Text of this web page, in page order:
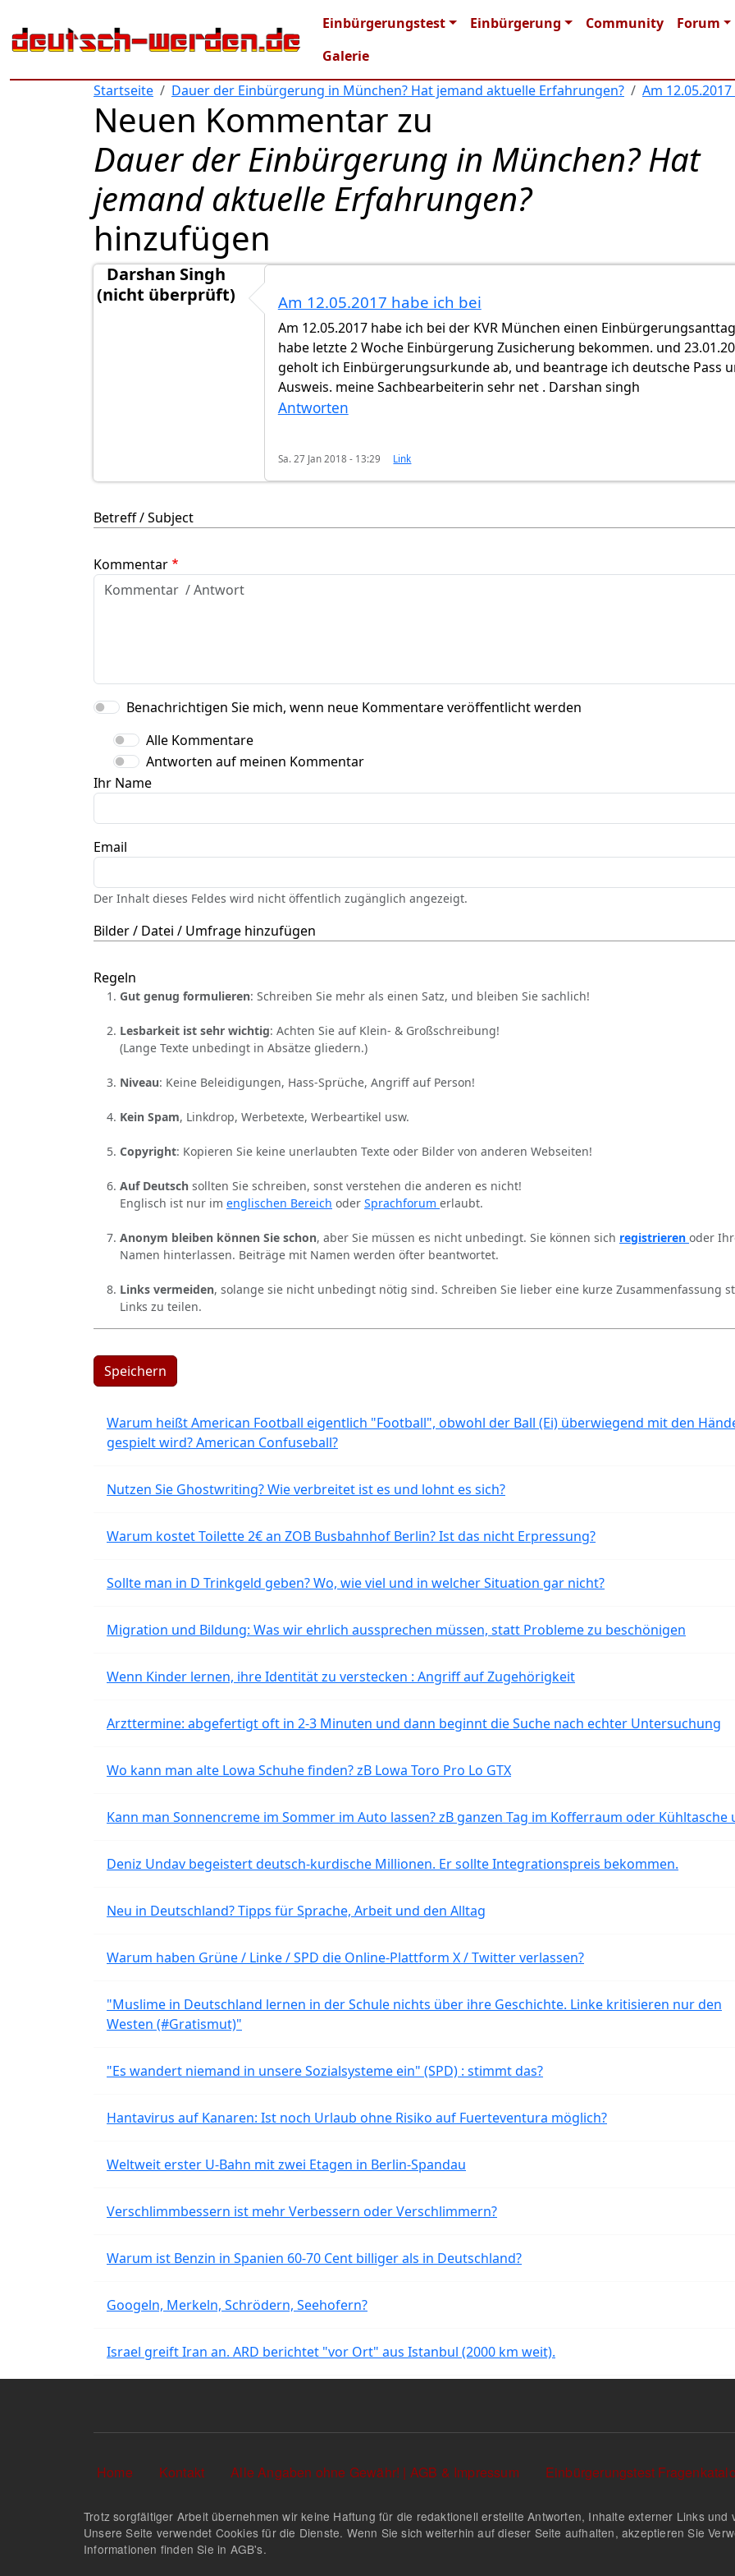
Main navigation
Einbürgerungstest Einbürgerung Community
Forum
Galerie
Startseite
Dauer der Einbürgerung in München? Hat jemand aktuelle Erfahrungen? Am
Neuen Kommentar zu
Dauer der Einbürgerung in München? Hat
jemand aktuelle Erfahrungen?
hinzufügen
Darshan Singh
(nicht überprüft)
Am 12.05.2017 habe ich bei
Am 12.05.2017 habe ich bei der KVR München einen
habe letzte 2 Woche Einbürgerung Zusicherung bekommen. und
geholt ich Einbürgerungsurkunde ab, und beantrage ich deutsche Pass
Ausweis. meine Sachbearbeiterin sehr net . Darshan singh
Antworten
Sa. 27 Jan 2018 - 13:29 Link
Betreff / Subject
Kommentar
Benachrichtigen Sie mich, wenn neue Kommentare veröffentlicht werden
Alle Kommentare
Antworten auf meinen Kommentar
Ihr Name
Email
Der Inhalt dieses Feldes wird nicht öffentlich zugänglich angezeigt.
Bilder / Datei / Umfrage hinzufügen
Regeln
Gut genug formulieren: Schreiben Sie mehr als einen Satz, und bleiben Sie sachlich!
Lesbarkeit ist sehr wichtig: Achten Sie auf Klein- & Großschreibung!
(Lange Texte unbedingt in Absätze gliedern.)
Niveau: Keine Beleidigungen, Hass-Sprüche, Angriff auf Person!
Kein Spam, Linkdrop, Werbetexte, Werbeartikel usw.
Copyright: Kopieren Sie keine unerlaubten Texte oder Bilder von anderen Webseiten!
Auf Deutsch sollten Sie schreiben, sonst verstehen die anderen es nicht!
Englisch ist nur im englischen Bereich oder Sprachforum erlaubt.
Anonym bleiben können Sie schon, aber Sie müssen es nicht unbedingt. Sie können sich registrieren oder
Namen hinterlassen. Beiträge mit Namen werden öfter beantwortet.
Links vermeiden, solange sie nicht unbedingt nötig sind. Schreiben Sie lieber eine kurze Zusammenfassung
Links zu teilen.
Speichern
Warum heißt American Football eigentlich "Football", obwohl der Ball (Ei) überwiegend mit den
gespielt wird? American Confuseball?
Nutzen Sie Ghostwriting? Wie verbreitet ist es und lohnt es sich?
Warum kostet Toilette 2€ an ZOB Busbahnhof Berlin? Ist das nicht Erpressung?
Sollte man in D Trinkgeld geben? Wo, wie viel und in welcher Situation gar nicht?
Migration und Bildung: Was wir ehrlich aussprechen müssen, statt Probleme zu beschönigen
Wenn Kinder lernen, ihre Identität zu verstecken : Angriff auf Zugehörigkeit
Arzttermine: abgefertigt oft in 2-3 Minuten und dann beginnt die Suche nach echter Untersuchung
Wo kann man alte Lowa Schuhe finden? zB Lowa Toro Pro Lo GTX
Kann man Sonnencreme im Sommer im Auto lassen? zB ganzen Tag im Kofferraum oder Kühltasche
Deniz Undav begeistert deutsch-kurdische Millionen. Er sollte Integrationspreis bekommen.
Neu in Deutschland? Tipps für Sprache, Arbeit und den Alltag
Warum haben Grüne / Linke / SPD die Online-Plattform X / Twitter verlassen?
"Muslime in Deutschland lernen in der Schule nichts über ihre Geschichte. Linke kritisieren nur den
Westen (#Gratismut)"
"Es wandert niemand in unsere Sozialsysteme ein" (SPD) : stimmt das?
Hantavirus auf Kanaren: Ist noch Urlaub ohne Risiko auf Fuerteventura möglich?
Weltweit erster U-Bahn mit zwei Etagen in Berlin-Spandau
Verschlimmbessern ist mehr Verbessern oder Verschlimmern?
Warum ist Benzin in Spanien 60-70 Cent billiger als in Deutschland?
Googeln, Merkeln, Schrödern, Seehofern?
Israel greift Iran an. ARD berichtet "vor Ort" aus Istanbul (2000 km weit).
Sekundärlinks
Home Kontakt Alle Angaben ohne Gewähr! | AGB & Impressum Einbürgerungstest
Trotz sorgfältiger Arbeit übernehmen wir keine Haftung für die redaktionell erstellte Antworten, Inhalte externer Links
Unsere Seite verwendet Cookies für die Dienste. Wenn Sie sich weiterhin auf dieser Seite aufhalten, akzeptieren Sie
Informationen finden Sie in AGB's.